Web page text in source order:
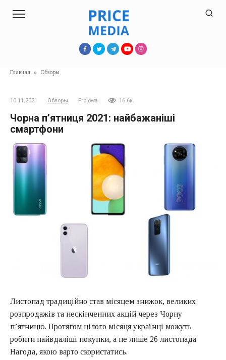
Главная » Обзоры
10.11.2021 Обзоры Frolowa 16.6к.
Чорна п’ятниця 2021: найбажаніші
смартфони
Листопад традиційно став місяцем знижок, великих
розпродажів та нескінченних акцій через Чорну
п’ятницю. Протягом цілого місяця українці можуть
робити найвдаліші покупки, а не лише 26 листопада.
Нагода, якою варто скористатись.